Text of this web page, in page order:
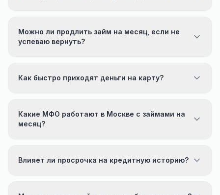
Можно ли продлить займ на месяц, если не
успеваю вернуть?
Как быстро приходят деньги на карту?
Какие МФО работают в Москве с займами на
месяц?
Влияет ли просрочка на кредитную историю?